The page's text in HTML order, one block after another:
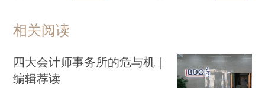
相关阅读
四大会计师事务所的危与机｜
编辑荐读